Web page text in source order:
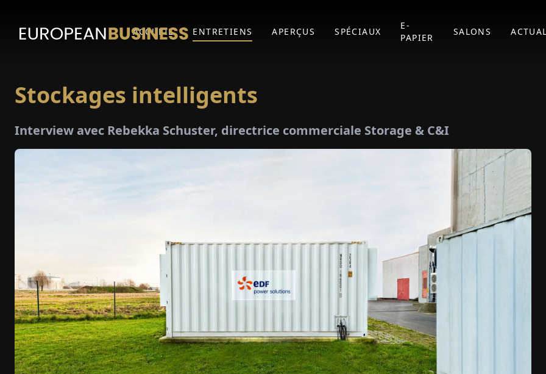
ACCUEIL ENTRETIENS APERÇUS SPÉCIAUX
E-
PAPIER
SALONS
Stockages intelligents
Interview avec Rebekka Schuster, directrice commerciale Storage & C&I